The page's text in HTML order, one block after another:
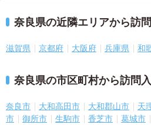
奈良県の近隣エリアから訪
滋賀県 京都府 大阪府 兵庫県 和
奈良県の市区町村から訪問
奈良市 大和高田市 大和郡山市 天
市
御所市 生駒市 香芝市 葛城市